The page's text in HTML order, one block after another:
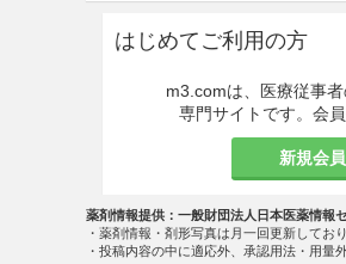
9.5 妊婦
妊婦又
生毒性
ろ臨床
（腎臓
注）臨
はじめてご利用の方
m3.comは、医療従事
専門サイトです。会
新規会
薬剤情報提供：一般財団法人日本医薬情報
・薬剤情報・剤形写真は月一回更新してお
・投稿内容の中に適応外、承認用法・用量